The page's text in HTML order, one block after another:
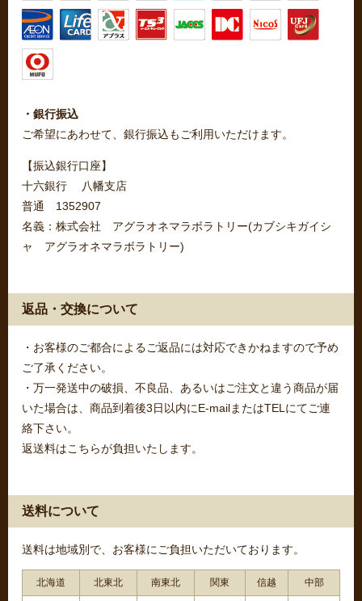
・銀行振込
ご希望にあわせて、銀行振込もご利用いただけます。
【振込銀行口座】
十六銀行 八幡支店
普通 1352907
名義：株式会社 アグラオネマラボラトリー(カブシキガイシ
ャ アグラオネマラボラトリー)
返品・交換について
・お客様のご都合によるご返品には対応できかねますので予め
ご了承ください。
・万一発送中の破損、不良品、あるいはご注文と違う商品が届
いた場合は、商品到着後3日以内にE-mailまたはTELにてご連
絡下さい。
返送料はこちらが負担いたします。
送料について
送料は地域別で、お客様にご負担いただいております。
北海道 北東北 南東北 関東 信越 中部